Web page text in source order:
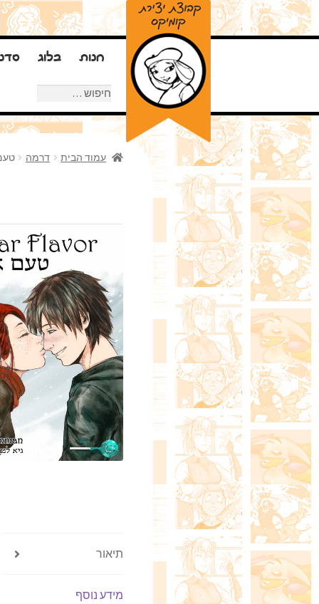
חנות בלוג
חיפוש:
עמוד הבית דרמה
תיאור
מידע נוסף